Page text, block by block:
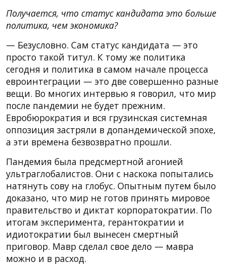
Получается, что статус кандидата это больше
политика, чем экономика?
— Безусловно. Сам статус кандидата — это
просто такой титул. К тому же политика
сегодня и политика в самом начале процесса
евроинтеграции — это две совершенно разные
вещи. Во многих интервью я говорил, что мир
после пандемии не будет прежним.
Евробюрократия и вся грузинская системная
оппозиция застряли в допандемической эпохе,
а эти времена безвозвратно прошли.
Пандемия была предсмертной агонией
ультраглобалистов. Они с наскока попытались
натянуть сову на глобус. Опытным путем было
доказано, что мир не готов принять мировое
правительство и диктат корпоратократии. По
итогам эксперимента, герантократии и
идиотократии был вынесен смертный
приговор. Мавр сделал свое дело — мавра
можно и в расход.